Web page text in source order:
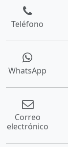
Teléfono
WhatsApp
Correo
electrónico